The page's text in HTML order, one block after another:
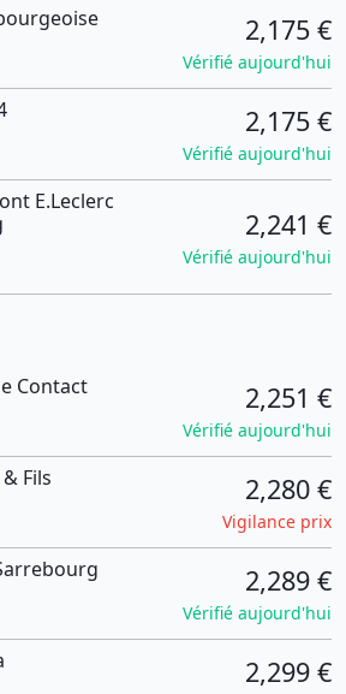
2,175 €
Vérifié aujourd'hui
2,175 €
Vérifié aujourd'hui
E.Leclerc
2,241 €
Vérifié aujourd'hui
Contact
2,251 €
Vérifié aujourd'hui
Fils 2,280 €
Vigilance prix
2,289 €
Vérifié aujourd'hui
2,299 €